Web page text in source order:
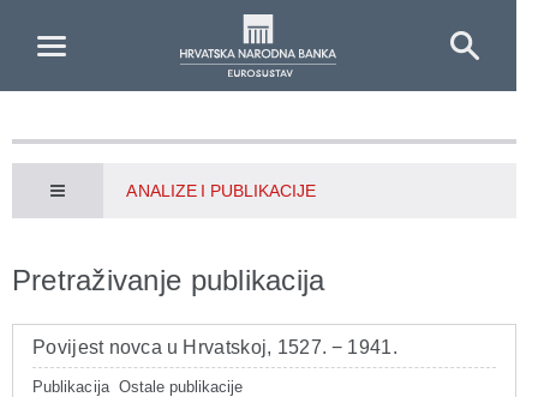
ANALIZE I PUBLIKACIJE
Pretraživanje publikacija
Povijest novca u Hrvatskoj, 1527. − 1941.
Publikacija Ostale publikacije